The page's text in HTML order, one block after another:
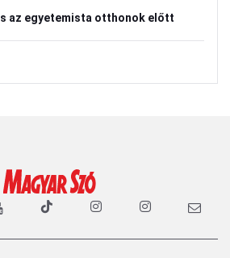
az egyetemista otthonok előtt